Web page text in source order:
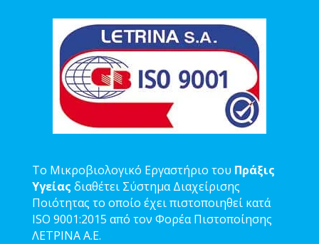
Το Μικροβιολογικό Εργαστήριο του Πράξις
Υγείας διαθέτει Σύστημα Διαχείρισης
Ποιότητας το οποίο έχει πιστοποιηθεί κατά
ISO 9001:2015 από τον Φορέα Πιστοποίησης
ΛΕΤΡΙΝΑ Α.Ε.